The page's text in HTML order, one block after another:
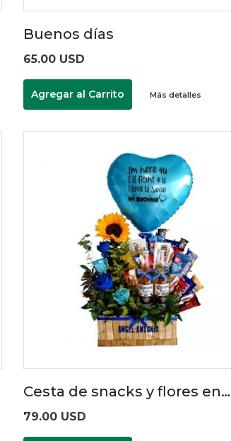
Buenos días
65.00 USD
Agregar al Carrito Más detalles
Cesta de snacks y flores en…
79.00 USD